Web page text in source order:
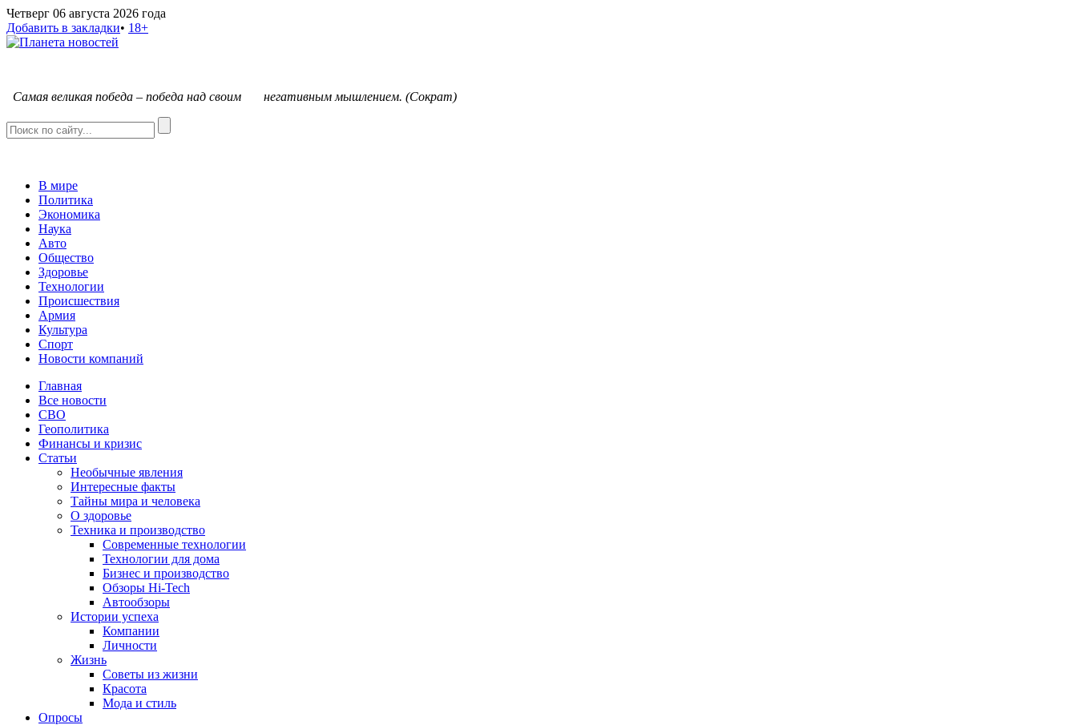
Четверг 06 августа 2026 года
Добавить в закладки• 18+
Самая великая победа – победа над своим негативным мышлением. (Сократ)
В мире
Политика
Экономика
Наука
Авто
Общество
Здоровье
Технологии
Происшествия
Армия
Культура
Спорт
Новости компаний
Главная
Все новости
СВО
Геополитика
Финансы и кризис
Статьи
Необычные явления
Интересные факты
Тайны мира и человека
О здоровье
Техника и производство
Современные технологии
Технологии для дома
Бизнес и производство
Обзоры Hi-Tech
Автообзоры
Истории успеха
Компании
Личности
Жизнь
Советы из жизни
Красота
Мода и стиль
Опросы